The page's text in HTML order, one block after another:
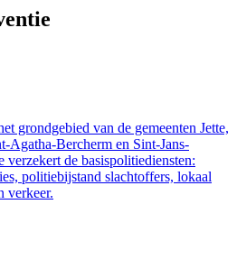
grondgebied van de gemeenten Jette,
Agatha-Bercherm en Sint-Jans-
de basispolitiediensten:
politiebijstand slachtoffers, lokaal
verkeer.